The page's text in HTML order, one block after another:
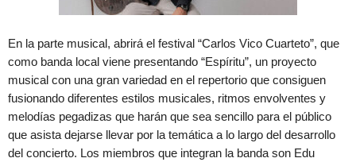
En la parte musical, abrirá el festival “Carlos Vico Cuarteto”, que
como banda local viene presentando “Espíritu”, un proyecto
musical con una gran variedad en el repertorio que consiguen
fusionando diferentes estilos musicales, ritmos envolventes y
melodías pegadizas que harán que sea sencillo para el público
que asista dejarse llevar por la temática a lo largo del desarrollo
del concierto. Los miembros que integran la banda son Edu